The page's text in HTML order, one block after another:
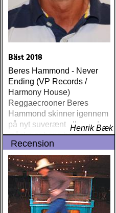
Bäst 2018
Beres Hammond - Never
Ending (VP Records /
Harmony House)
Reggaecrooner Beres
Hammond skinner igennem
på nyt suverænt album, der
måske er hans bedste
gennem tiderne
Henrik Bæk
Recension